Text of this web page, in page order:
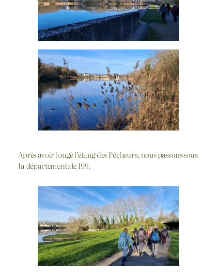
Après avoir longé l’étang des Pécheurs, nous passons sous
la départementale 199,